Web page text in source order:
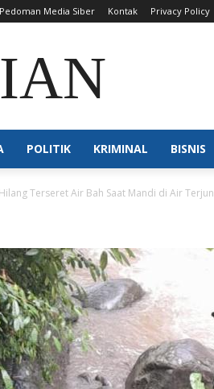
Pedoman Media Siber Kontak Privacy Policy
NTB
POLITIK KRIMINAL BISNIS
Terseret Air Bah Saat Mandi di Air Terjun